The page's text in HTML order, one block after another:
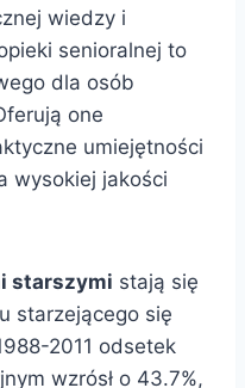
wiedzy i
senioralnej to
dla osób
one
umiejętności
wysokiej jakości
starszymi stają się
starzejącego się
2011 odsetek
wzrósł o 43.7%,